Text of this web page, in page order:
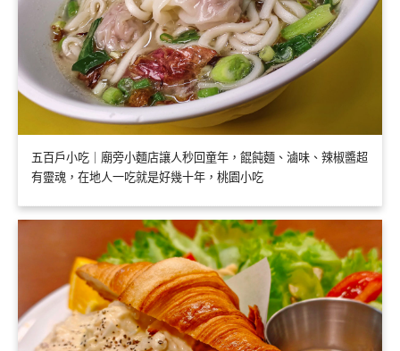
五百戶小吃｜廟旁小麵店讓人秒回童年，餛飩麵、滷味、辣椒醬超
有靈魂，在地人一吃就是好幾十年，桃園小吃